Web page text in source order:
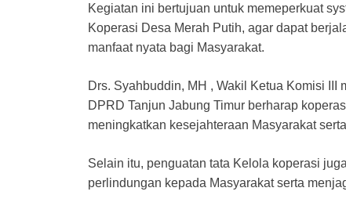
k
Kegiatan ini bertujuan untuk memeperkuat
Koperasi Desa Merah Putih, agar dapat
manfaat nyata bagi Masyarakat.
Drs. Syahbuddin, MH , Wakil Ketua Komisi
DPRD Tanjun Jabung Timur berharap
meningkatkan kesejahteraan Masyarakat
Selain itu, penguatan tata Kelola koperasi
perlindungan kepada Masyarakat serta